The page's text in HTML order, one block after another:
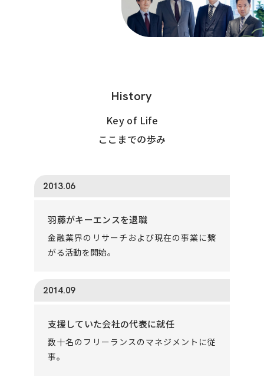
History
Key of Life
ここまでの歩み
2013.06
羽藤がキーエンスを退職
金融業界のリサーチおよび現在の事業に繋
がる活動を開始。
2014.09
支援していた会社の代表に就任
数十名のフリーランスのマネジメントに従
事。